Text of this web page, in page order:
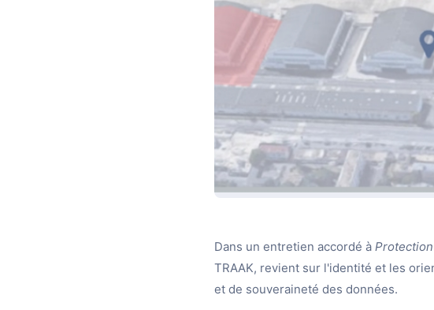
Dans un entretien accordé à
TRAAK, revient sur l'identité et les
et de souveraineté des données.